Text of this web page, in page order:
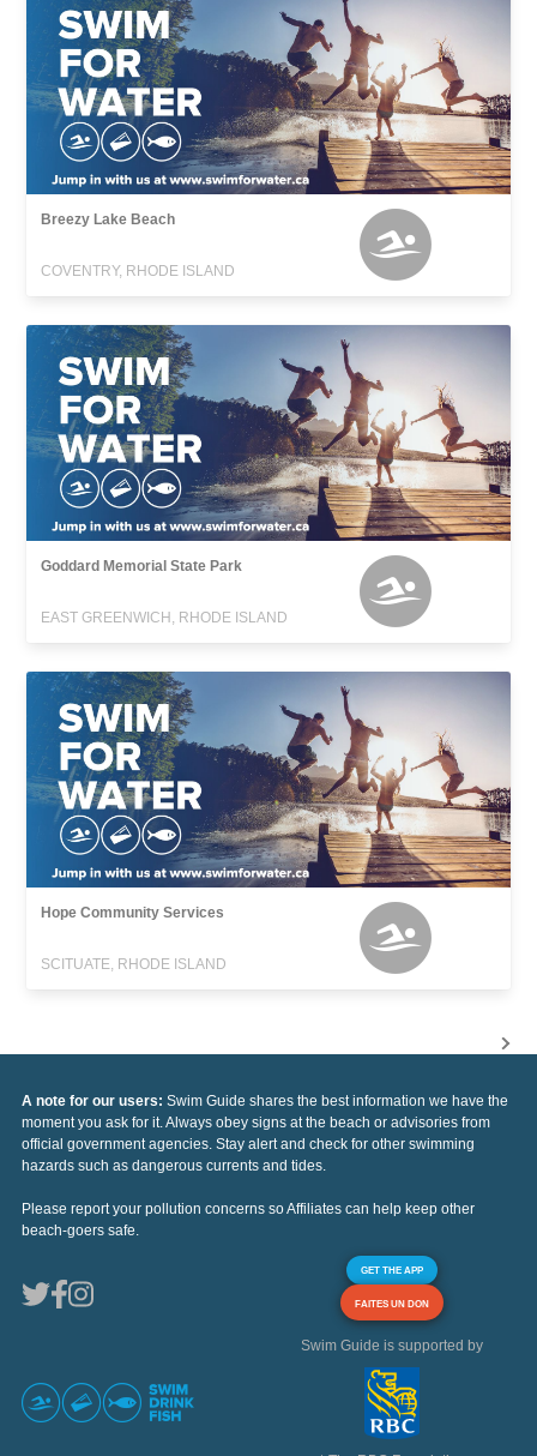
Breezy Lake Beach
COVENTRY, RHODE ISLAND
Goddard Memorial State Park
EAST GREENWICH, RHODE ISLAND
Hope Community Services
SCITUATE, RHODE ISLAND
A note for our users: Swim Guide shares the best information we have the
moment you ask for it. Always obey signs at the beach or advisories from
official government agencies. Stay alert and check for other swimming
hazards such as dangerous currents and tides.
Please report your pollution concerns so Affiliates can help keep other
beach-goers safe.
GET THE APP
FAITES UN DON
Swim Guide is supported by